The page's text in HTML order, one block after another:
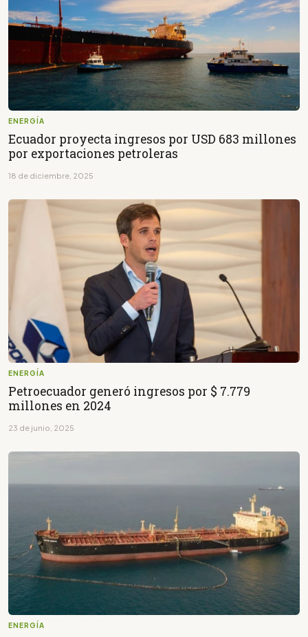
ENERGÍA
Ecuador proyecta ingresos por USD 683 millones
por exportaciones petroleras
18 de diciembre, 2025
ENERGÍA
Petroecuador generó ingresos por $ 7.779
millones en 2024
23 de junio, 2025
ENERGÍA